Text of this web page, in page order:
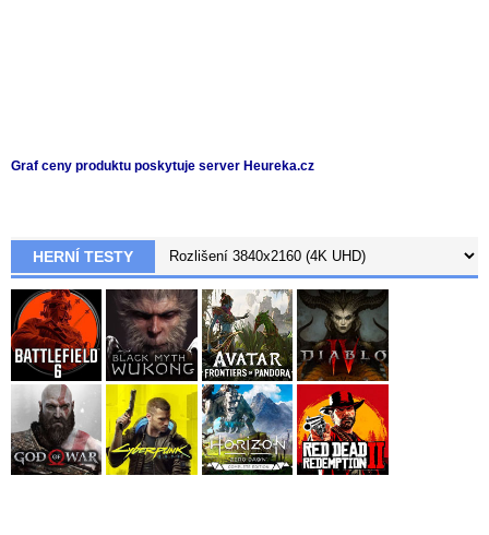
Graf ceny produktu poskytuje server Heureka.cz
HERNÍ TESTY